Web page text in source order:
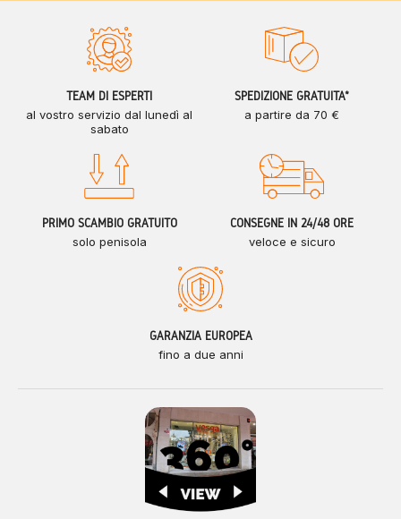
TEAM DI ESPERTI
al vostro servizio dal lunedì al
sabato
SPEDIZIONE GRATUITA*
a partire da 70 €
PRIMO SCAMBIO GRATUITO
solo penisola
CONSEGNE IN 24/48 ORE
veloce e sicuro
GARANZIA EUROPEA
fino a due anni